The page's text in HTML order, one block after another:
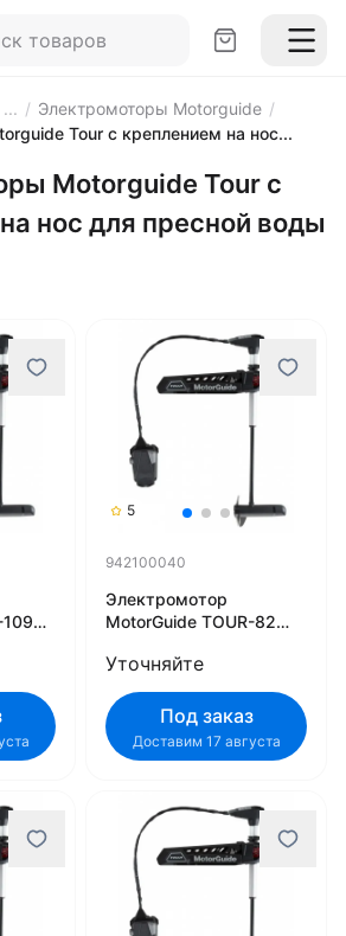
... / Электромоторы Motorguide /
Tour c креплением на нос...
Motorguide Tour c
нос для пресной воды
5
942100040
Электромотор
MotorGuide TOUR-82
942100040
Уточняйте
Под заказ
Доставим 17 августа